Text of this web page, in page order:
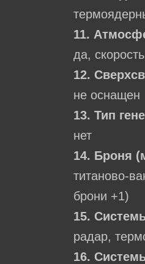
11.
да,
12.
не оснащен
13. Тип
нет
14. Броня
титаново-
брони +1)
15.
радар,
16.